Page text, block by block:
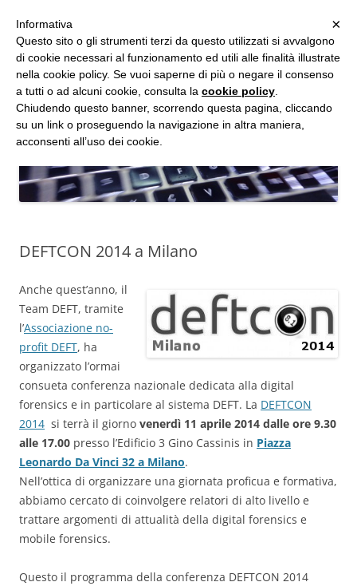
Vai
al
contenuto
Studio d'Informatica Forense
Perizie Informatiche Forensi, CTP e CTU in Processi Civili e Penali
DEFTCON 2014 a Milano
Anche quest’anno, il
Team DEFT, tramite
l’Associazione no-
profit DEFT, ha
organizzato l’ormai
consueta conferenza nazionale dedicata alla digital
forensics e in particolare al sistema DEFT. La DEFTCON
2014 si terrà il giorno venerdì 11 aprile 2014 dalle ore 9.30
alle 17.00 presso l’Edificio 3 Gino Cassinis in Piazza
Leonardo Da Vinci 32 a Milano.
Nell’ottica di organizzare una giornata proficua e formativa,
abbiamo cercato di coinvolgere relatori di alto livello e
trattare argomenti di attualità della digital forensics e
mobile forensics.
Questo il programma della conferenza DEFTCON 2014
MENU ×
Informativa
Questo sito o gli strumenti terzi da questo utilizzati si avvalgono
di cookie necessari al funzionamento ed utili alle finalità illustrate
nella cookie policy. Se vuoi saperne di più o negare il consenso
a tutti o ad alcuni cookie, consulta la cookie policy
Chiudendo questo banner, scorrendo questa pagina, cliccando
su un link o proseguendo la navigazione in altra maniera,
acconsenti all’uso dei cookie.